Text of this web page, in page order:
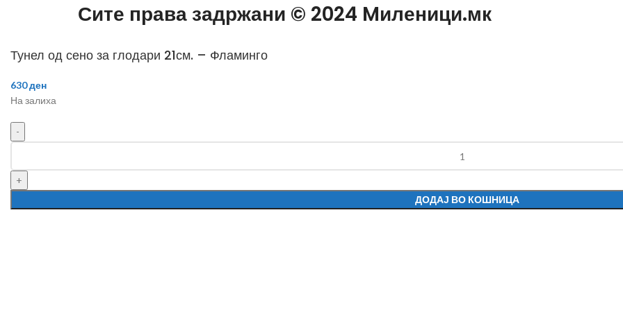
Сите права задржани © 2024 Mиленици.мк
Тунел од сено за глодари 21см. – Фламинго
630ден
На залиха
ДОДАЈ ВО КОШНИЦА